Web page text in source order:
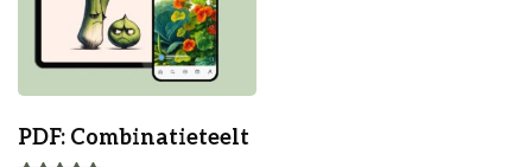
PDF: Combinatieteelt